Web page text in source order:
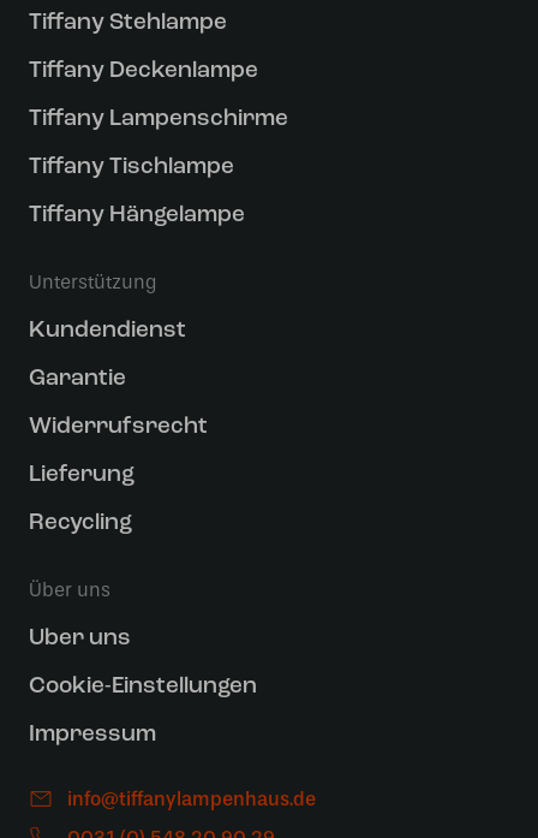
Tiffany Stehlampe
Tiffany Deckenlampe
Tiffany Lampenschirme
Tiffany Tischlampe
Tiffany Hängelampe
Unterstützung
Kundendienst
Garantie
Widerrufsrecht
Lieferung
Recycling
Über uns
Uber uns
Cookie-Einstellungen
Impressum
info@tiffanylampenhaus.de